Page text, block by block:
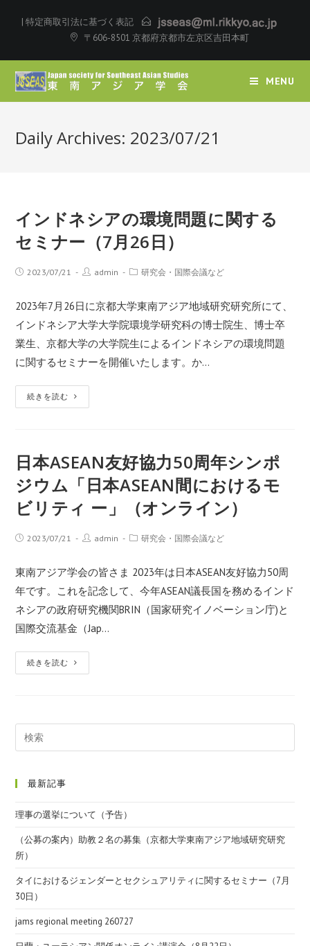
| 特定商取引法に基づく表記
〒606-8501 京都府京都市左京区吉田本町
MENU
Daily Archives: 2023/07/21
インドネシアの環境問題に関する
セミナー（7月26日）
2023/07/21 admin 研究会・国際会議など
2023年7月26日に京都大学東南アジア地域研究研究所にて、
インドネシア大学大学院環境学研究科の博士院生、博士卒
業生、京都大学の大学院生によるインドネシアの環境問題
に関するセミナーを開催いたします。か…
続きを読む
日本ASEAN友好協力50周年シンポ
ジウム「日本ASEAN間におけるモ
ビリティ ー」（オンライン）
2023/07/21 admin 研究会・国際会議など
東南アジア学会の皆さま 2023年は日本ASEAN友好協力50周
年です。これを記念して、今年ASEAN議長国を務めるインド
ネシアの政府研究機関BRIN（国家研究イノベーション庁)と
国際交流基金（Jap…
続きを読む
最新記事
理事の選挙について（予告）
（公募の案内）助教２名の募集（京都大学東南アジア地域研究研究
所）
タイにおけるジェンダーとセクシュアリティに関するセミナー（7月
30日）
jams regional meeting 260727